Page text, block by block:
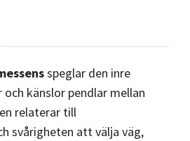
speglar den inre
känslor pendlar mellan
relaterar till
svårigheten att välja väg,